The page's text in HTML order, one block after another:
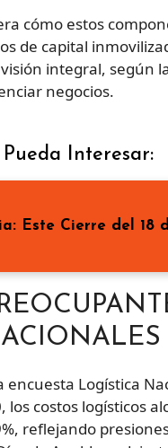
cómo estos
de capital
integral, según
negocios.
Pueda Interesar:
Este Cierre del 18
Logística
los costos logísticos
reflejando